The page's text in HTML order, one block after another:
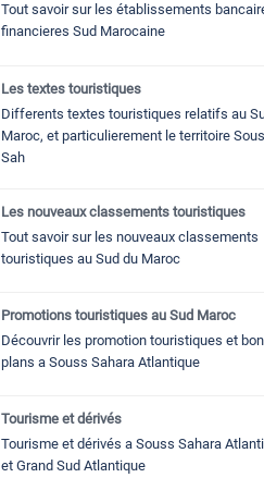
Tout savoir sur les établissements
financieres Sud Marocaine
Les textes touristiques
Differents textes touristiques relatifs au
Maroc, et particulierement le territoire
Sah
Les nouveaux classements touristiques
Tout savoir sur les nouveaux classements
touristiques au Sud du Maroc
Promotions touristiques au Sud Maroc
Découvrir les promotion touristiques et
plans a Souss Sahara Atlantique
Tourisme et dérivés
Tourisme et dérivés a Souss Sahara
et Grand Sud Atlantique